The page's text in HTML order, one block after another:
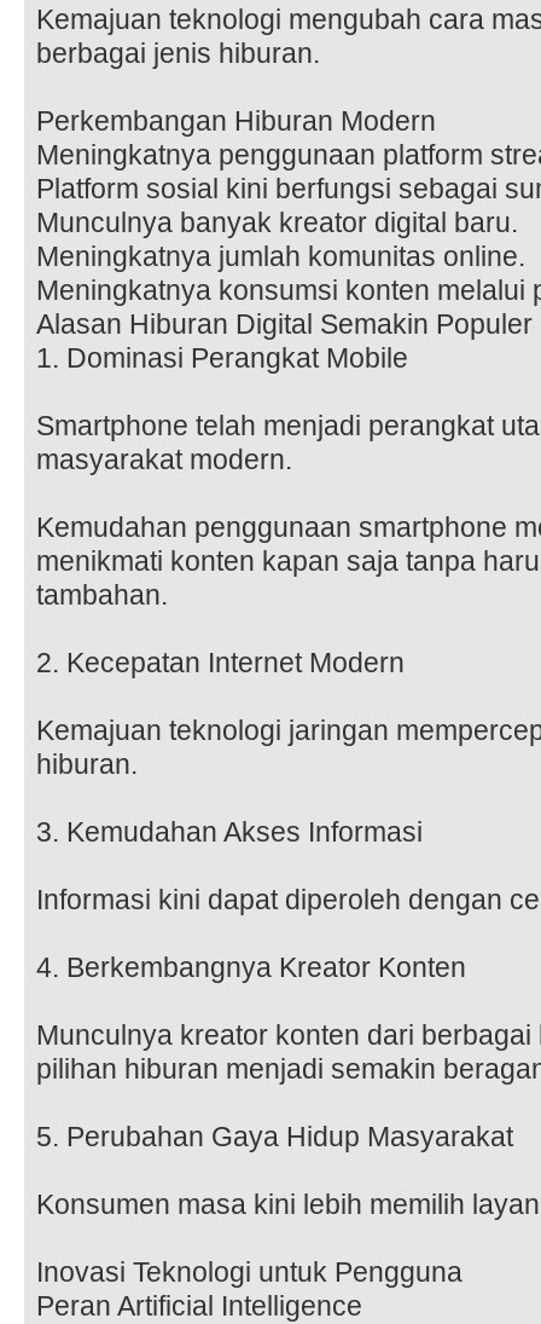
Kemajuan teknologi mengubah cara
berbagai jenis hiburan.
Perkembangan Hiburan Modern
Meningkatnya penggunaan platform
Platform sosial kini berfungsi sebagai
Munculnya banyak kreator digital baru.
Meningkatnya jumlah komunitas online.
Meningkatnya konsumsi konten melalui
Alasan Hiburan Digital Semakin Populer
1. Dominasi Perangkat Mobile
Smartphone telah menjadi perangkat
masyarakat modern.
Kemudahan penggunaan smartphone
menikmati konten kapan saja tanpa
tambahan.
2. Kecepatan Internet Modern
Kemajuan teknologi jaringan
hiburan.
3. Kemudahan Akses Informasi
Informasi kini dapat diperoleh dengan
4. Berkembangnya Kreator Konten
Munculnya kreator konten dari
pilihan hiburan menjadi semakin
5. Perubahan Gaya Hidup Masyarakat
Konsumen masa kini lebih memilih
Inovasi Teknologi untuk Pengguna
Peran Artificial Intelligence